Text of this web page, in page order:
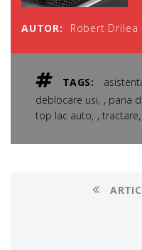
AUTOR: Robert Drilea
TAGS:
deblocare usi , pana
top lac auto , tractare,